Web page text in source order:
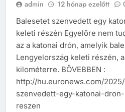
admin 12 hónap ezelőtt
Balesetet szenvedett egy
keleti részén Egyelőre nem
az a katonai drón, amelyik
Lengyelország keleti részén,
kilométerre. BŐVEBBEN :
http://hu.euronews.com/
szenvedett-egy-katonai-
reszen